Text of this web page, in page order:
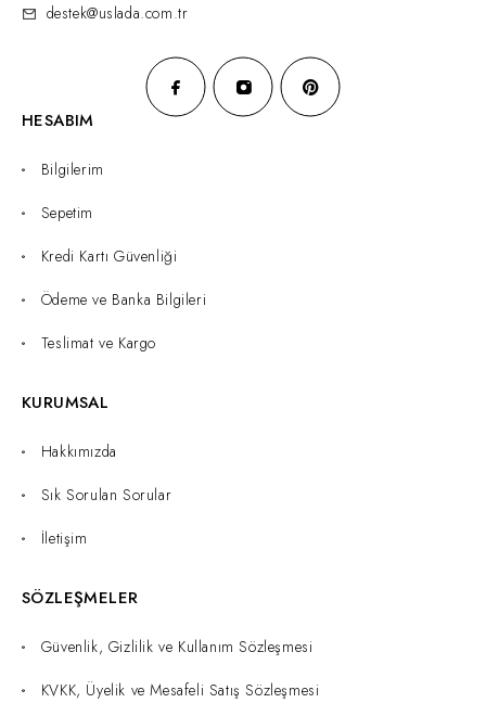
destek@uslada.com.tr
HESABIM
Bilgilerim
Sepetim
Kredi Kartı Güvenliği
Ödeme ve Banka Bilgileri
Teslimat ve Kargo
KURUMSAL
Hakkımızda
Sık Sorulan Sorular
İletişim
SÖZLEŞMELER
Güvenlik, Gizlilik ve Kullanım Sözleşmesi
KVKK, Üyelik ve Mesafeli Satış Sözleşmesi